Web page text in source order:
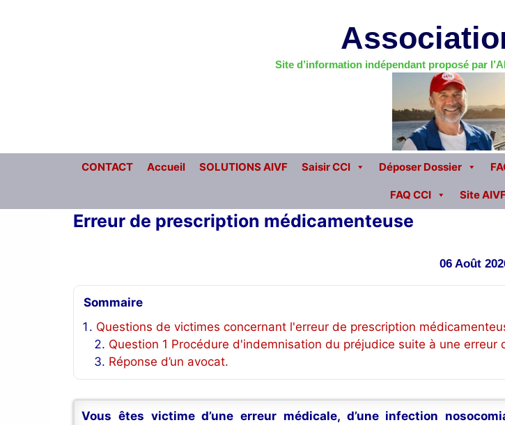
Site d’information indépendant proposé par
CONTACT Accueil SOLUTIONS AIVF Saisir CCI Déposer Dossier
FAQ CCI Site
Erreur de prescription médicamenteuse
06 Août
Sommaire
Questions de victimes concernant l'erreur de prescription
Question 1 Procédure d'indemnisation du préjudice suite à une erreur
Réponse d’un avocat.
Vous êtes victime d’une erreur médicale, d’une infection